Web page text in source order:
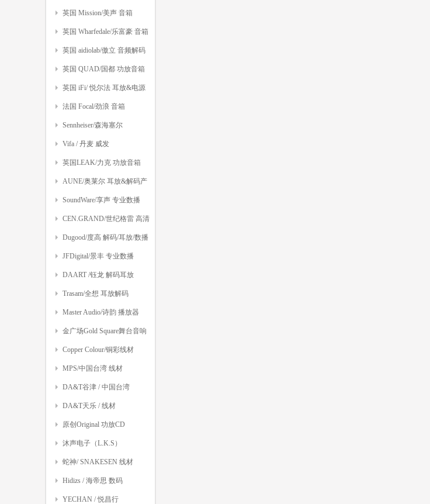
英国 Mission/美声 音箱
英国 Wharfedale/乐富豪 音箱
英国 aidiolab/傲立 音频解码
英国 QUAD/国都 功放音箱
英国 iFi/ 悦尔法 耳放&电源
法国 Focal/劲浪 音箱
Sennheiser/森海塞尔
Vifa / 丹麦 威发
英国LEAK/力克 功放音箱
AUNE/奥莱尔 耳放&解码产
品 SoundWare/享声 专业数播
CEN.GRAND/世纪格雷 高清
音视频
Dugood/度高 解码/耳放/数播
JFDigital/景丰 专业数播
DAART /钰龙 解码耳放
Trasam/全想 耳放解码
Master Audio/诗韵 播放器
金广场Gold Square舞台音响
Copper Colour/铜彩线材
MPS/中国台湾 线材
DA&T谷津 / 中国台湾
DA&T天乐 / 线材
原创Original 功放CD
沐声电子（L.K.S）
蛇神/ SNAKESEN 线材
Hidizs / 海帝思 数码
YECHAN / 悦昌行